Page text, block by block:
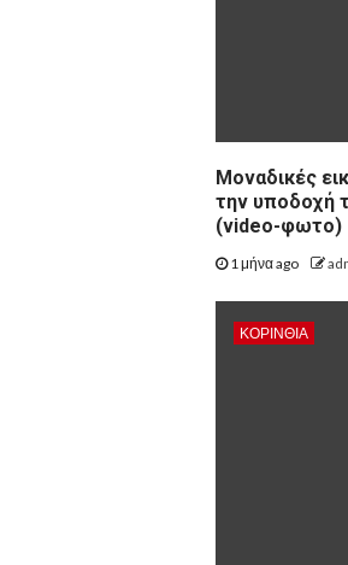
Μοναδικές
την υποδοχή
(video-φωτο)
1 μήνα ago
ΚΟΡΙΝΘΊΑ